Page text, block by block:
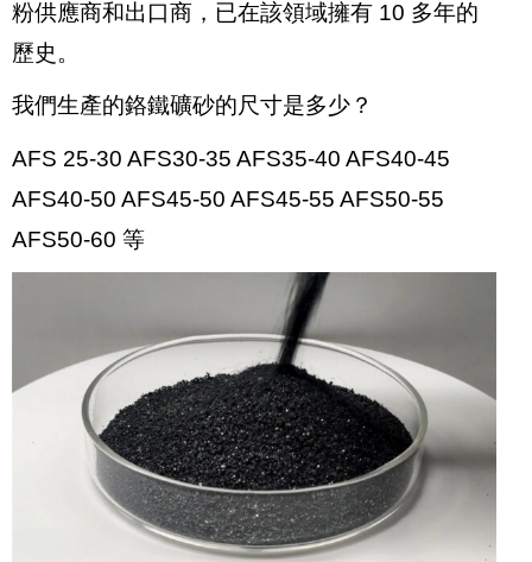
粉供應商和出口商，已在該領域擁有 10 多年的
歷史。
我們生產的鉻鐵礦砂的尺寸是多少？
AFS 25-30 AFS30-35 AFS35-40 AFS40-45
AFS40-50 AFS45-50 AFS45-55 AFS50-55
AFS50-60 等